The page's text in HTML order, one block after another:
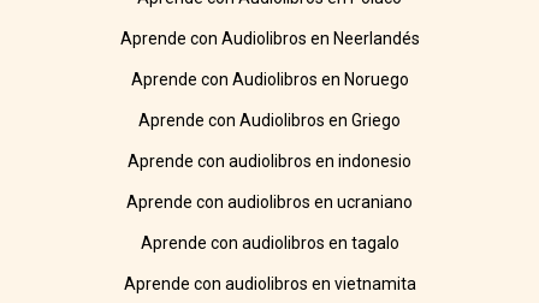
Aprende con Audiolibros en Neerlandés
Aprende con Audiolibros en Noruego
Aprende con Audiolibros en Griego
Aprende con audiolibros en indonesio
Aprende con audiolibros en ucraniano
Aprende con audiolibros en tagalo
Aprende con audiolibros en vietnamita